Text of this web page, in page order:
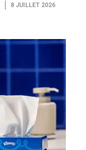
8 JUILLET 2026